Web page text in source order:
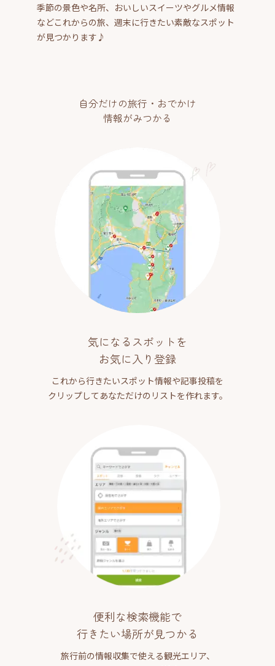
季節の景色や名所、おいしいスイーツやグルメ情報
などこれからの旅、週末に行きたい素敵なスポット
が見つかります♪
自分だけの旅行・おでかけ
情報がみつかる
気になるスポットを
お気に入り登録
これから行きたいスポット情報や記事投稿を
クリップしてあなただけのリストを作れます。
便利な検索機能で
行きたい場所が見つかる
旅行前の情報収集で使える観光エリア、